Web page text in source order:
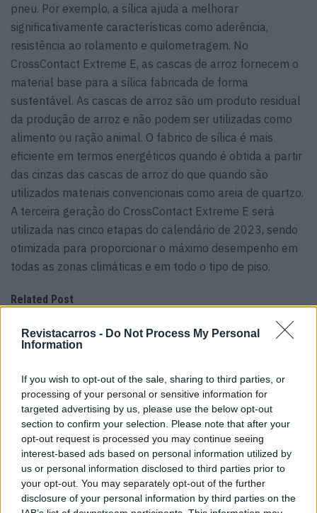
Revistacarros - Do Not Process My Personal
Information
If you wish to opt-out of the sale, sharing to third parties, or
processing of your personal or sensitive information for
targeted advertising by us, please use the below opt-out
section to confirm your selection. Please note that after your
opt-out request is processed you may continue seeing
interest-based ads based on personal information utilized by
us or personal information disclosed to third parties prior to
your opt-out. You may separately opt-out of the further
disclosure of your personal information by third parties on the
pneu. Por exemplo, a sílica ajuda a melhorar
significativamente características como aderência,
resistência ao rolamento e quilometragem. No
CrossContact Extreme E, as cascas de arroz fornecem o
material base para a sílica fabricada de forma
sustentável. As cascas de arroz são um produto residual
da produção de arroz e não podem ser utilizadas como
alimento ou ração animal. O fabrico de sílica é mais
eficiente em termos energéticos quando é obtida a partir
das cinzas das cascas de arroz do que quando são
utilizados materiais convencionais como areia de quartzo.
A terceira geração do CrossContact Extreme E será
utilizada nas cinco etapas do calendário de 2023, sendo
otimizada para proporcionar o máximo desempenho em
todas as zonas climáticas e em todo o tipo de piso.
Related Post
Trump lança ataque aos elétricos com
Futuro BMW iX1 acelera e a Neue Klasse
muda tudo no SUV
07/08/2026
Ford e Geely avançam e sucessor do Kuga
pode surpreender
07/08/2026